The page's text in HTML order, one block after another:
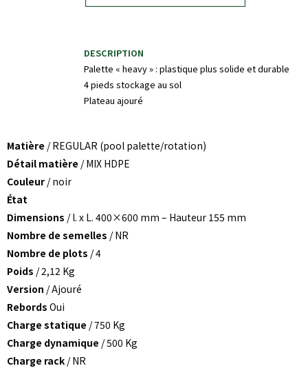
DESCRIPTION
Palette « heavy » : plastique plus solide et durable
4 pieds stockage au sol
Plateau ajouré
Matière / REGULAR (pool palette/rotation)
Détail matière / MIX HDPE
Couleur / noir
État
Dimensions / l. x L. 400×600 mm – Hauteur 155 mm
Nombre de semelles / NR
Nombre de plots / 4
Poids / 2,12 Kg
Version / Ajouré
Rebords Oui
Charge statique / 750 Kg
Charge dynamique / 500 Kg
Charge rack / NR